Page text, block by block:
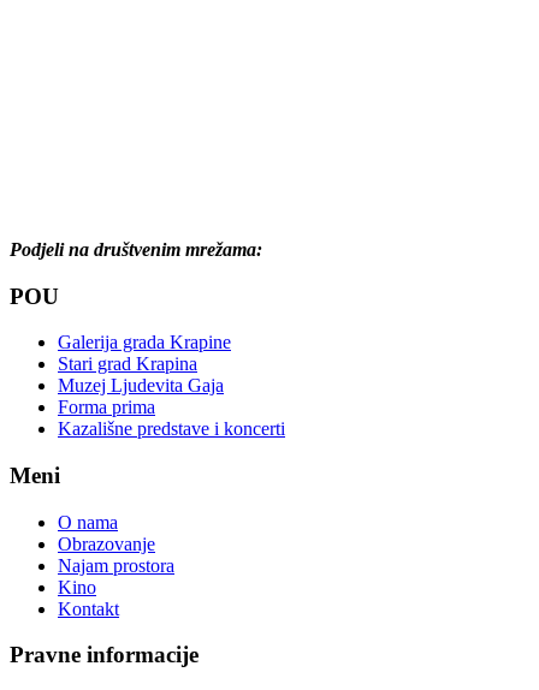
Podjeli na društvenim mrežama:
POU
Galerija grada Krapine
Stari grad Krapina
Muzej Ljudevita Gaja
Forma prima
Kazališne predstave i koncerti
Meni
O nama
Obrazovanje
Najam prostora
Kino
Kontakt
Pravne informacije